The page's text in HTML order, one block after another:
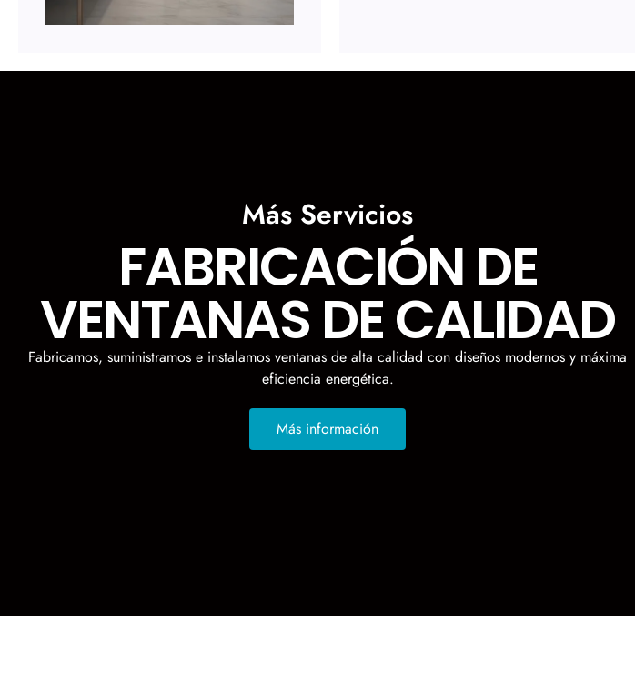
Más Servicios
FABRICACIÓN DE
VENTANAS DE CALIDAD
Fabricamos, suministramos e instalamos ventanas de alta calidad con diseños modernos y máxima
eficiencia energética.
Más información